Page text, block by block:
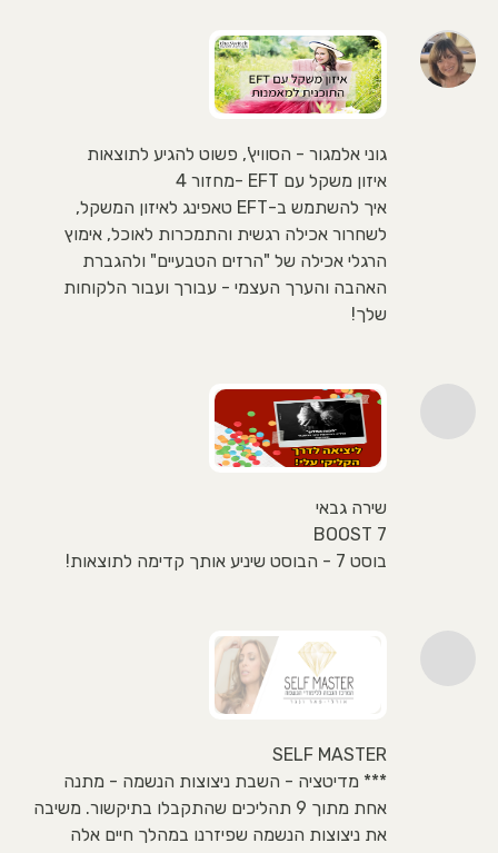
גוני אלמגור - הסוויץ', פשוט להגיע לתוצאות
איזון משקל עם EFT -מחזור 4
איך להשתמש ב-EFT טאפינג לאיזון המשקל,
לשחרור אכילה רגשית והתמכרות לאוכל, אימוץ
הרגלי אכילה של "הרזים הטבעיים" ולהגברת
האהבה והערך העצמי - עבורך ועבור הלקוחות
שלך!
שירה גבאי
BOOST 7
בוסט 7 - הבוסט שיניע אותך קדימה לתוצאות!
SELF MASTER
*** מדיטציה - השבת ניצוצות הנשמה - מתנה
אחת מתוך 9 תהליכים שהתקבלו בתיקשור. משיבה
את ניצוצות הנשמה שפיזרנו במהלך חיים אלה